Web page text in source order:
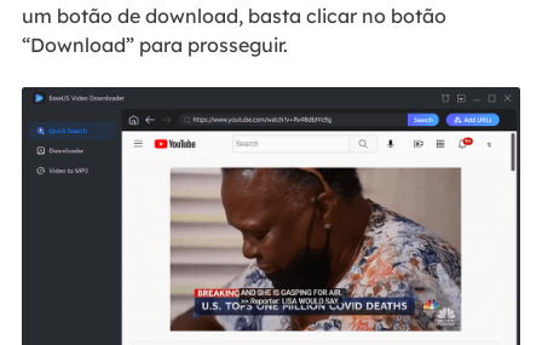
um botão de download, basta clicar no botão
“Download” para prosseguir.